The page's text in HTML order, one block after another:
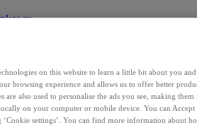
on this website to learn a little bit about you
browsing experience and allows us to offer better
are also used to personalise the ads you see, making
on your computer or mobile device. You can
‘Cookie settings’. You can find more information about